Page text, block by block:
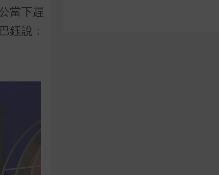
當下趕
鈺說：